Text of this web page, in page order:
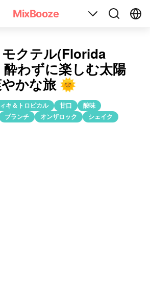
MixBooze
クテル(Florida
わずに楽しむ太陽
かな旅 🌞
キ＆トロピカル 甘口
酸味
ブランチ オンザロック
シェイク